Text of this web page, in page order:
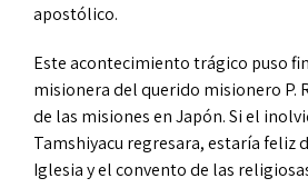
apostólico.
Este acontecimiento trágico puso
misionera del querido misionero P.
de las misiones en Japón. Si el
Tamshiyacu regresara, estaría feliz
Iglesia y el convento de las